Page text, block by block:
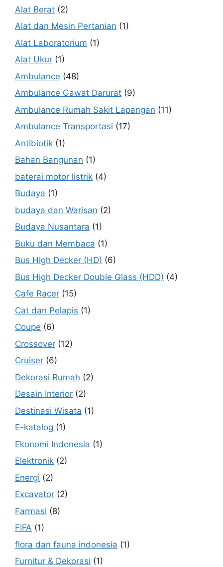
Alat Berat (2)
Alat dan Mesin Pertanian (1)
Alat Laboratorium (1)
Alat Ukur (1)
Ambulance (48)
Ambulance Gawat Darurat (9)
Ambulance Rumah Sakit Lapangan (11)
Ambulance Transportasi (17)
Antibiotik (1)
Bahan Bangunan (1)
baterai motor listrik (4)
Budaya (1)
budaya dan Warisan (2)
Budaya Nusantara (1)
Buku dan Membaca (1)
Bus High Decker (HD) (6)
Bus High Decker Double Glass (HDD) (4)
Cafe Racer (15)
Cat dan Pelapis (1)
Coupe (6)
Crossover (12)
Cruiser (6)
Dekorasi Rumah (2)
Desain Interior (2)
Destinasi Wisata (1)
E-katalog (1)
Ekonomi Indonesia (1)
Elektronik (2)
Energi (2)
Excavator (2)
Farmasi (8)
FIFA (1)
flora dan fauna indonesia (1)
Furnitur & Dekorasi (1)